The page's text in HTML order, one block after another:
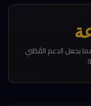
يجعل الدعم القَطَني